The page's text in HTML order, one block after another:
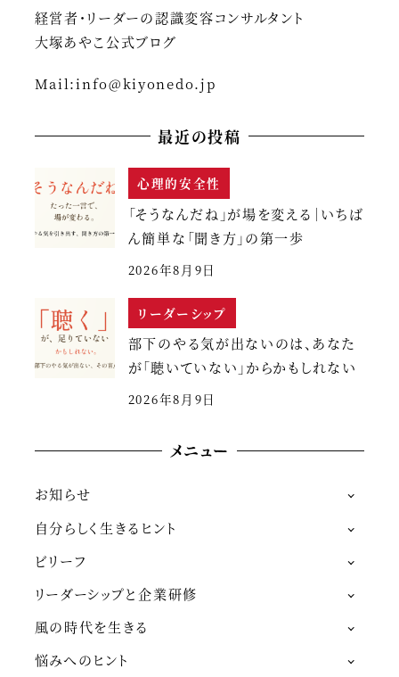
経営者・リーダーの認識変容コンサルタント
大塚あやこ公式ブログ
Mail:info@kiyonedo.jp
最近の投稿
心理的安全性
「そうなんだね」が場を変える｜いちば
ん簡単な「聞き方」の第一歩
2026年8月9日
リーダーシップ
部下のやる気が出ないのは、あなた
が「聴いていない」からかもしれない
2026年8月9日
メニュー
お知らせ
自分らしく生きるヒント
ビリーフ
リーダーシップと企業研修
風の時代を生きる
悩みへのヒント